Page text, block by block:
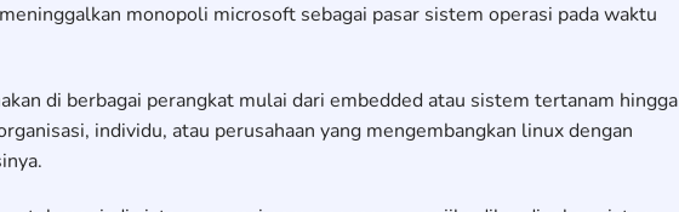
monopoli microsoft sebagai pasar sistem operasi pada waktu
di berbagai perangkat mulai dari embedded atau sistem tertanam hingga
individu, atau perusahaan yang mengembangkan linux dengan